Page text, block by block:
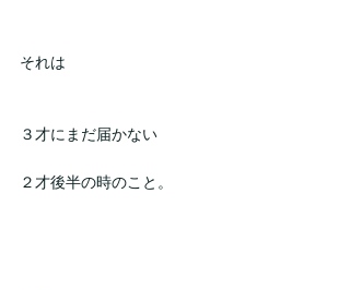
それは
３才にまだ届かない
２才後半の時のこと。